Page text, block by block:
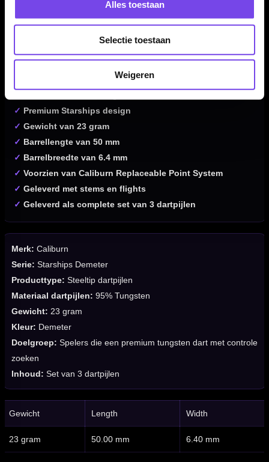
Alles toestaan
Selectie toestaan
Weigeren
✓ Steeltip dartpijlen van Caliburn
Starships Demeter-serie
✓ Premium Starships design
✓ Gewicht van 23 gram
✓ Barrellengte van 50 mm
✓ Barrelbreedte van 6.4 mm
✓ Voorzien van Caliburn Replaceable Point System
✓ Geleverd met stems en flights
✓ Geleverd als complete set van 3 dartpijlen
Merk: Caliburn
Serie: Starships Demeter
Producttype: Steeltip dartpijlen
Materiaal dartpijlen: 95% Tungsten
Gewicht: 23 gram
Kleur: Demeter
Doelgroep: Spelers die een premium tungsten dart met controle
zoeken
Inhoud: Set van 3 dartpijlen
Gewicht Length Width
23 gram 50.00 mm 6.40 mm